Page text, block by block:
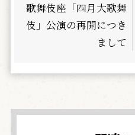
歌舞伎座「四月大歌舞
伎」公演の再開につき
まして